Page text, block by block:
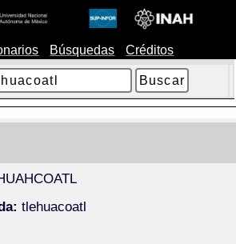
Búsquedas Créditos
tlehuacoatl